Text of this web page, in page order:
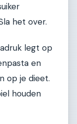
het over.
legt op
en
op je dieet.
houden